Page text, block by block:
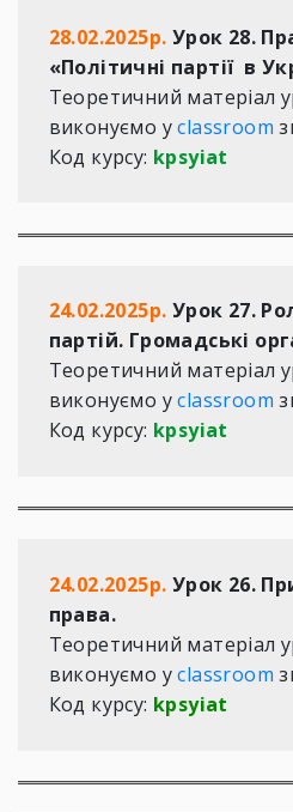
28.02.2025р. Урок 28.
«Політичні партії  в
Теоретичний матеріал
виконуємо у classroom
Код курсу: kpsyiat
24.02.2025р. Урок 27.
партій. Громадські
Теоретичний матеріал
виконуємо у classroom
Код курсу: kpsyiat
24.02.2025р. Урок 26.
права.
Теоретичний матеріал
виконуємо у classroom
Код курсу: kpsyiat